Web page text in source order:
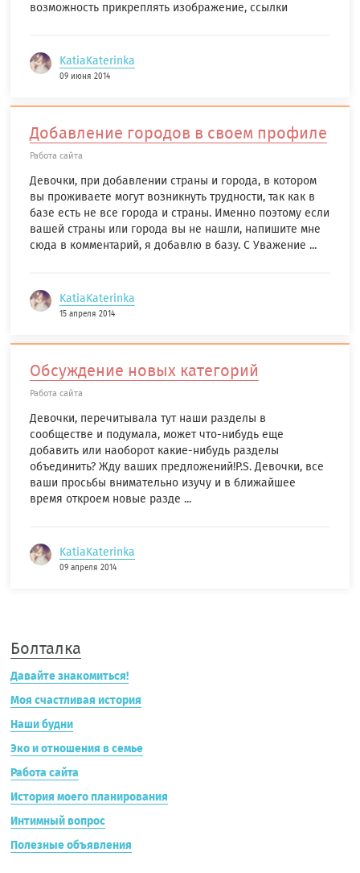
возможность прикреплять изображение, ссылки
KatiaKaterinka
09 июня 2014
Добавление городов в своем профиле
Работа сайта
Девочки, при добавлении страны и города, в котором
вы проживаете могут возникнуть трудности, так как в
базе есть не все города и страны. Именно поэтому если
вашей страны или города вы не нашли, напишите мне
сюда в комментарий, я добавлю в базу. С Уважение ...
KatiaKaterinka
15 апреля 2014
Обсуждение новых категорий
Работа сайта
Девочки, перечитывала тут наши разделы в
сообществе и подумала, может что-нибудь еще
добавить или наоборот какие-нибудь разделы
объединить? Жду ваших предложений!P.S. Девочки, все
ваши просьбы внимательно изучу и в ближайшее
время откроем новые разде ...
KatiaKaterinka
09 апреля 2014
Болталка
Давайте знакомиться!
Моя счастливая история
Наши будни
Эко и отношения в семье
Работа сайта
История моего планирования
Интимный вопрос
Полезные объявления